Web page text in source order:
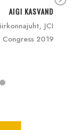
AIGI KASVAND
JCI
2019